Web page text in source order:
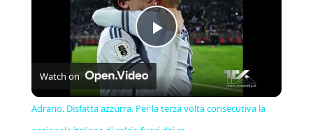
Play
Video
Watch on
Adrano. Disfatta azzurra. Per la terza volta consecutiva la